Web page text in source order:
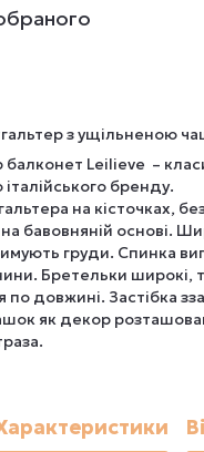
з ущільненою
балконет Leilieve –
бренду.
на кісточках,
бавовняній основі.
груди. Спинка
Бретельки широкі,
по довжині. Застібка
як декор